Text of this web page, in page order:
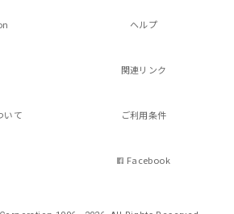
ヘルプ
関連リンク
いて ご利用条件
Facebook